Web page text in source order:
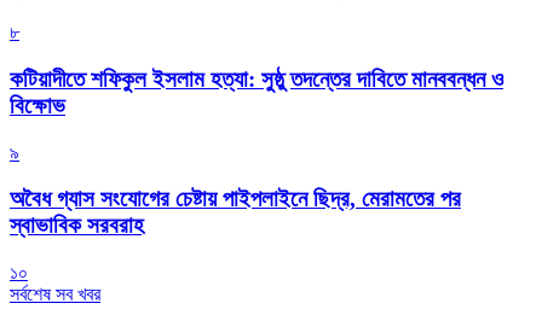
৮
কটিয়াদীতে শফিকুল ইসলাম হত্যা: সুষ্ঠু তদন্তের দাবিতে মানববন্ধন ও
বিক্ষোভ
৯
অবৈধ গ্যাস সংযোগের চেষ্টায় পাইপলাইনে ছিদ্র, মেরামতের পর
স্বাভাবিক সরবরাহ
১০
সর্বশেষ সব খবর